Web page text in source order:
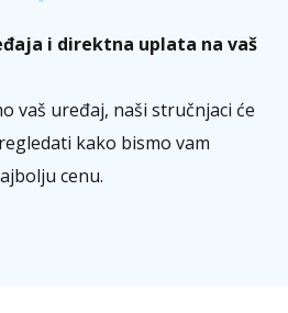
i direktna uplata na vaš
vaš uređaj, naši stručnjaci će
kako bismo vam
cenu.